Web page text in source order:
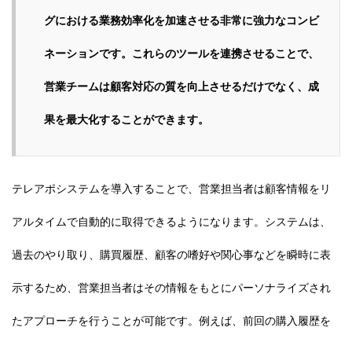
グにおける業務効率化を加速させる非常に強力なコンビ
ネーションです。これらのツールを連携させることで、
営業チームは顧客対応の質を向上させるだけでなく、成
果を最大化することができます。
テレアポシステムを導入することで、営業担当者は顧客情報をリ
アルタイムで自動的に取得できるようになります。システムは、
過去のやり取り、購買履歴、顧客の嗜好や関心事などを瞬時に表
示するため、営業担当者はその情報をもとにパーソナライズされ
たアプローチを行うことが可能です。例えば、前回の購入履歴を